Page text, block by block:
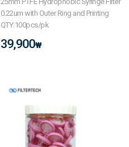
0.22um with Outer Ring and Printing
QTY:100pcs/pk
39,900₩